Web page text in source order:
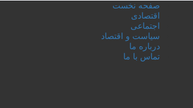
صفحه نخست
اقتصادی
اجتماعی
سیاست و اقتصاد
درباره ما
تماس با ما